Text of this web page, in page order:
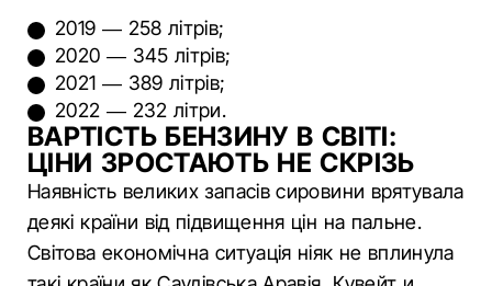
2019 — 258 літрів;
2020 — 345 літрів;
2021 — 389 літрів;
2022 — 232 літри.
ВАРТІСТЬ БЕНЗИНУ В СВІТІ:
ЦІНИ ЗРОСТАЮТЬ НЕ СКРІЗЬ
Наявність великих запасів сировини врятувала
деякі країни від підвищення цін на пальне.
Світова економічна ситуація ніяк не вплинула